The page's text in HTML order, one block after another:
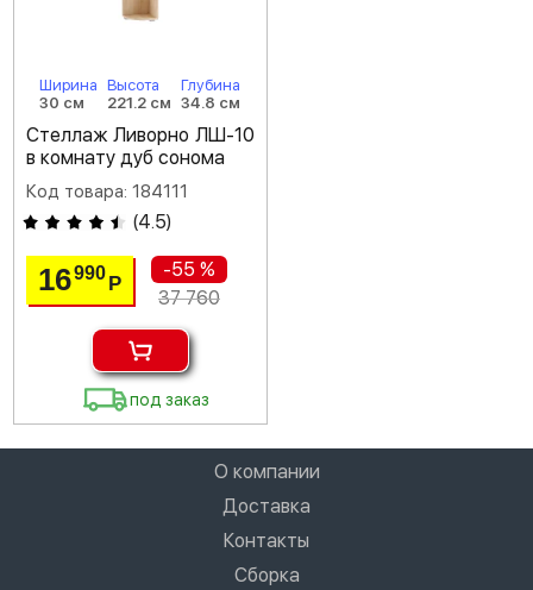
Ширина
30 см
Высота
221.2 см
Глубина
34.8 см
Стеллаж Ливорно ЛШ-10
в комнату дуб сонома
Код товара: 184111
(4.5)
16990Р
-55 %
37 760
под заказ
О компании
Доставка
Контакты
Сборка